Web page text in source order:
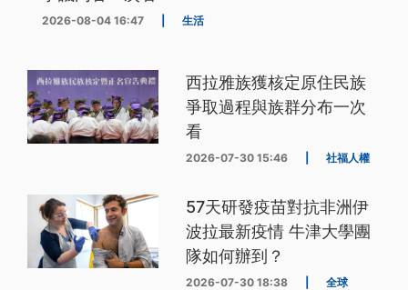
2026-08-04 16:47 生活
西拉雅族獲核定原住民族
爭取過程與族群分布一次
看
2026-07-30 15:46 社福人權
57天研發疫苗對抗非洲伊
波拉最新疫情 牛津大學團
隊如何辦到？
2026-07-30 18:38 全球